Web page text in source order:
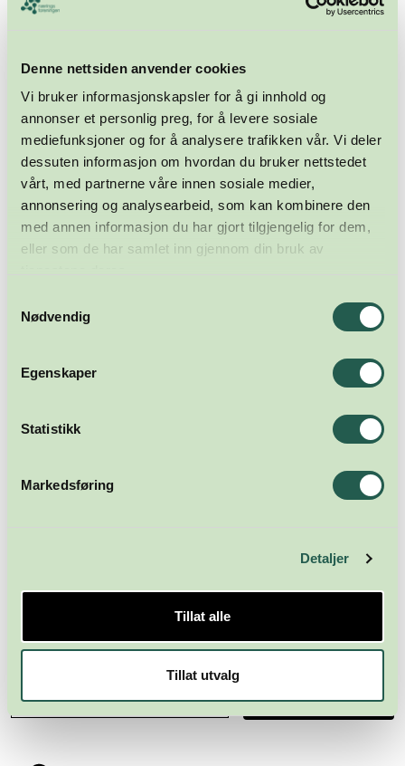
Denne nettsiden anvender cookies
Vi bruker informasjonskapsler for å gi innhold og
annonser et personlig preg, for å levere sosiale
mediefunksjoner og for å analysere trafikken vår. Vi deler
dessuten informasjon om hvordan du bruker nettstedet
vårt, med partnerne våre innen sosiale medier,
annonsering og analysearbeid, som kan kombinere den
med annen informasjon du har gjort tilgjengelig for dem,
eller som de har samlet inn gjennom din bruk av
Nødvendig
Egenskaper
Statistikk
Markedsføring
Detaljer
Tillat alle
Tillat utvalg
Meld deg på nyhetsbrevet
Abonner